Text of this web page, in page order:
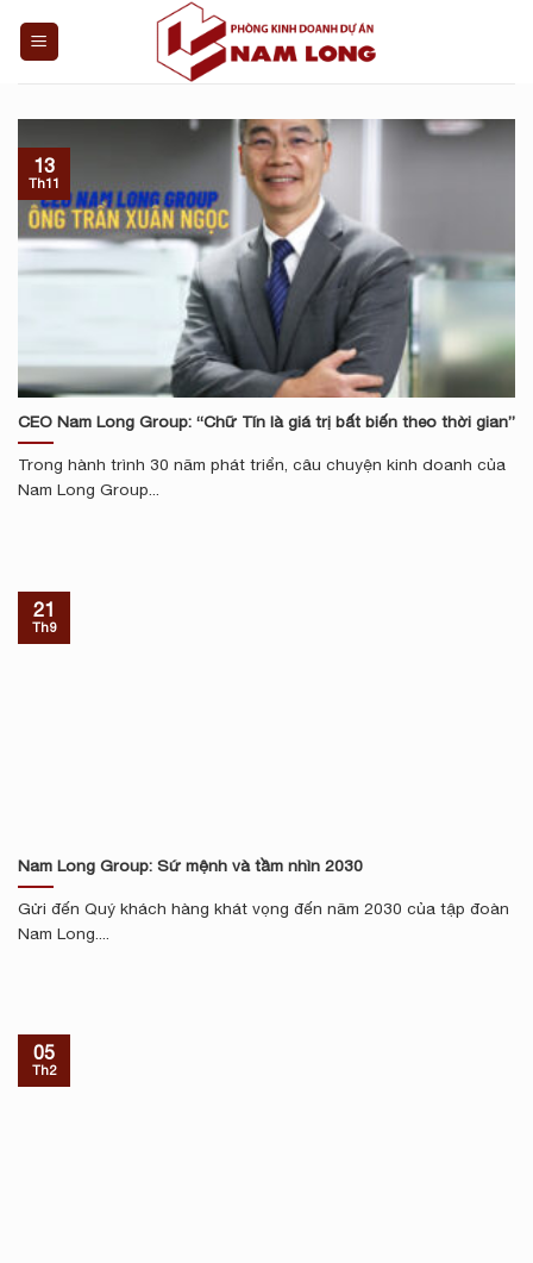
CEO Nam Long Group: “Chữ Tín là giá trị bất biến theo thời gian”
Trong hành trình 30 năm phát triển, câu chuyện kinh doanh của
Nam Long Group...
13
Th11
Nam Long Group: Sứ mệnh và tầm nhìn 2030
Gửi đến Quý khách hàng khát vọng đến năm 2030 của tập đoàn
Nam Long....
21
Th9
05
Th2